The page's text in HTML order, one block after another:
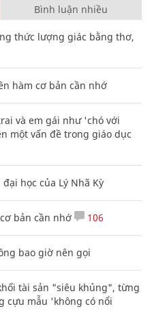
Bình luận nhiều
thức lượng giác bằng thơ,
hàm cơ bản cần nhớ
và em gái như 'chó với
một vấn đề trong giáo dục
học của Lý Nhã Kỳ
bản cần nhớ 106
bao giờ nên gọi
tài sản "siêu khủng", từng
cựu mẫu 'không có nổi